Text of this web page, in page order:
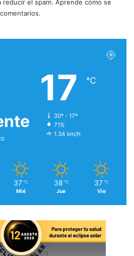
reducir el spam. Aprende cómo se
17 ℃
30º - 17º
71%
1.34 km/h
37 ℃
Mié
38 ℃
Jue
37 ℃
Vie